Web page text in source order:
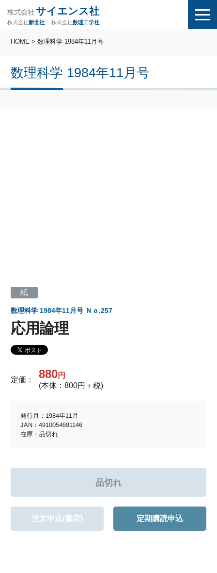
株式会社 サイエンス社
株式会社新世社 株式会社数理工学社
数理科学 1984年11月号
HOME > 数理科学 1984年11月号
紙
数理科学 1984年11月号 Ｎｏ.257
応用論理
定価： 880円
(本体：800円＋税)
発行月：1984年11月
JAN：4910054691146
在庫：品切れ
注文申込(書店) 定期購読申込